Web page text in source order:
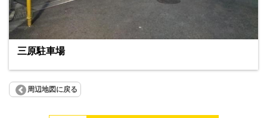
三原駐車場
周辺地図に戻る